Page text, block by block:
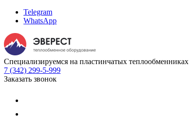
Telegram
WhatsApp
Специализируемся на пластинчатых теплообменниках
7 (342) 299-5-999
Заказать звонок